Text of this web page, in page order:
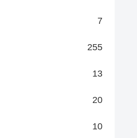
7
255
13
20
10